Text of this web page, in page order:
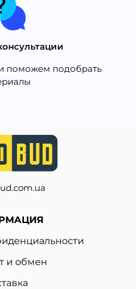
поможем подобрать
и обмен